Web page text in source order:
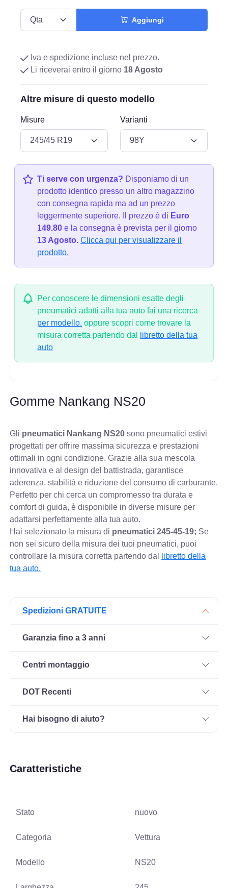
Aggiungi
Iva e spedizione incluse nel prezzo.
Li riceverai entro il giorno 18 Agosto
Altre misure di questo modello
Misure Varianti
Ti serve con urgenza? Disponiamo di un
prodotto identico presso un altro magazzino
con consegna rapida ma ad un prezzo
leggermente superiore. Il prezzo è di Euro
149.80 e la consegna è prevista per il giorno
13 Agosto. Clicca qui per visualizzare il
prodotto.
Per conoscere le dimensioni esatte degli
pneumatici adatti alla tua auto fai una ricerca
per modello. oppure scopri come trovare la
misura corretta partendo dal
libretto della tua
auto
Gomme Nankang NS20
Gli pneumatici Nankang NS20 sono pneumatici estivi
progettati per offrire massima sicurezza e prestazioni
ottimali in ogni condizione. Grazie alla sua mescola
innovativa e al design del battistrada, garantisce
aderenza, stabilità e riduzione del consumo di carburante.
Perfetto per chi cerca un compromesso tra durata e
comfort di guida, è disponibile in diverse misure per
adattarsi perfettamente alla tua auto.
Hai selezionato la misura di pneumatici245-45-19; Se
non sei sicuro della misura dei tuoi pneumatici, puoi
controllare la misura corretta partendo dal
libretto della
tua auto.
Spedizioni GRATUITE
Garanzia fino a 3 anni
Centri montaggio
DOT Recenti
Hai bisogno di aiuto?
Caratteristiche
Stato nuovo
Categoria Vettura
Modello NS20